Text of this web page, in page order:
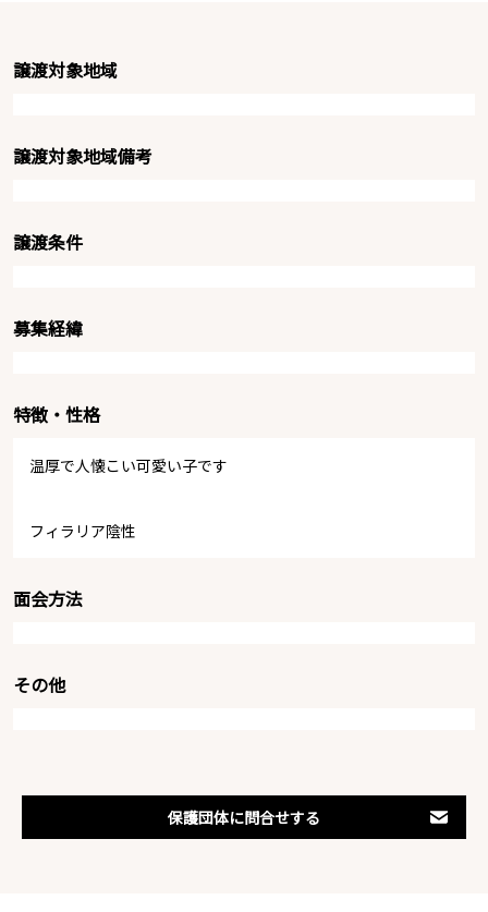
譲渡対象地域
譲渡対象地域備考
譲渡条件
募集経緯
特徴・性格
温厚で人懐こい可愛い子です
フィラリア陰性
面会方法
その他
保護団体に問合せする